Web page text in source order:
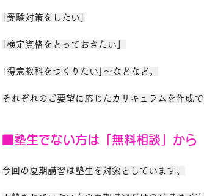
｢受験対策をしたい｣
｢検定資格をとっておきたい」
｢得意教科をつくりたい｣～などなど。
それぞれのご要望に応じたカリキュラムを作成で
■塾生でない方は「無料相談」から
今回の夏期講習は塾生を対象としています。